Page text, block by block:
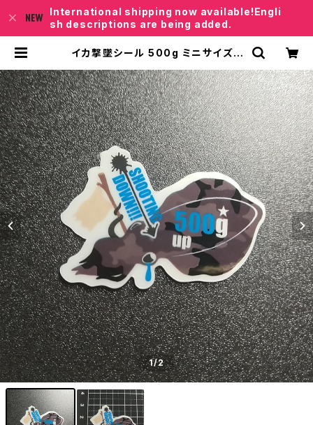
International shipping now available!Engli
sh descriptions are being added.
イカ撃墜シール 500g ミニサイズ |
1/2